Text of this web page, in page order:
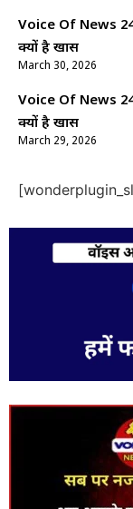
Voice Of News
क्यों है खास
March 30, 2026
Voice Of News
क्यों है खास
March 29, 2026